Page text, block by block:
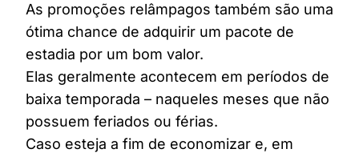
As promoções relâmpagos também são uma
ótima chance de adquirir um pacote de
estadia por um bom valor.
Elas geralmente acontecem em períodos de
baixa temporada – naqueles meses que não
possuem feriados ou férias.
Caso esteja a fim de economizar e, em